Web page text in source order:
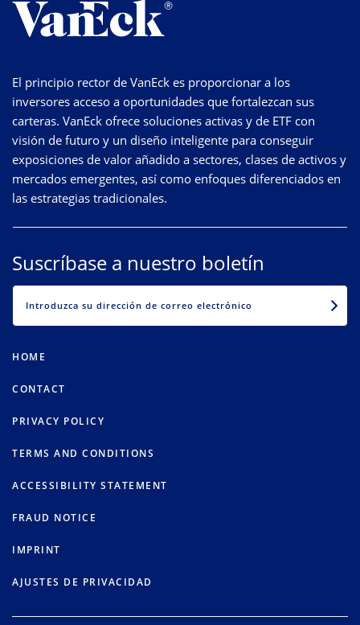
El principio rector de VanEck es proporcionar a los
inversores acceso a oportunidades que fortalezcan sus
carteras. VanEck ofrece soluciones activas y de ETF con
visión de futuro y un diseño inteligente para conseguir
exposiciones de valor añadido a sectores, clases de activos y
mercados emergentes, así como enfoques diferenciados en
las estrategias tradicionales.
Suscríbase a nuestro boletín
HOME
CONTACT
PRIVACY POLICY
TERMS AND CONDITIONS
ACCESSIBILITY STATEMENT
FRAUD NOTICE
IMPRINT
AJUSTES DE PRIVACIDAD